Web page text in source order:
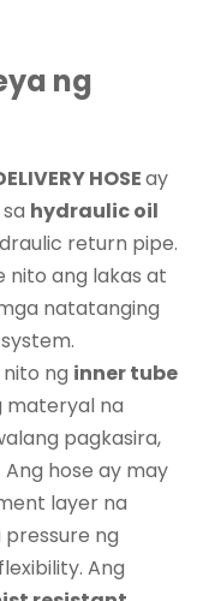
ng
HOSEay
hydraulic oil
return pipe.
nito ang lakas at
natatanging
ng inner tube
materyal na
pagkasira,
hose ay may
layer na
ng
Ang